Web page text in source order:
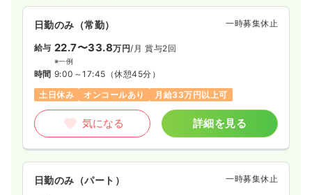
日勤のみ（常勤） 一時募集休止
給与 22.7〜33.8万円/月 賞与2回
※一例
時間 9:00～17:45 （休憩45分）
土日休み
オンコールあり 月給33万円以上可
気になる 詳細を見る
日勤のみ（パート） 一時募集休止